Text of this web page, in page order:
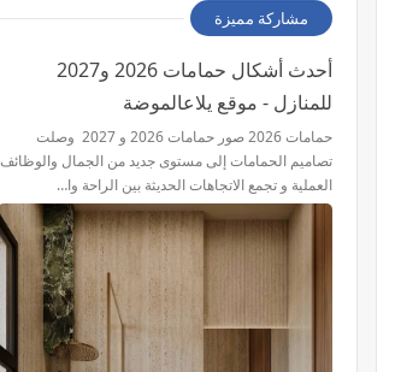
مشاركة مميزة
أحدث أشكال حمامات 2026 و2027
للمنازل - موقع يلاعالموضة
حمامات 2026 صور حمامات 2026 و 2027 وصلت
تصاميم الحمامات إلى مستوى جديد من الجمال والوظائف
العملية و تجمع الاتجاهات الحديثة بين الراحة وا…